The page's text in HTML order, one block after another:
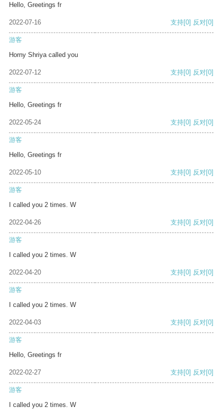
Hello, Greetings fr
2022-07-16 支持[0] 反对[0]
游客
Horny Shriya called you
2022-07-12 支持[0] 反对[0]
游客
Hello, Greetings fr
2022-05-24 支持[0] 反对[0]
游客
Hello, Greetings fr
2022-05-10 支持[0] 反对[0]
游客
I called you 2 times. W
2022-04-26 支持[0] 反对[0]
游客
I called you 2 times. W
2022-04-20 支持[0] 反对[0]
游客
I called you 2 times. W
2022-04-03 支持[0] 反对[0]
游客
Hello, Greetings fr
2022-02-27 支持[0] 反对[0]
游客
I called you 2 times. W